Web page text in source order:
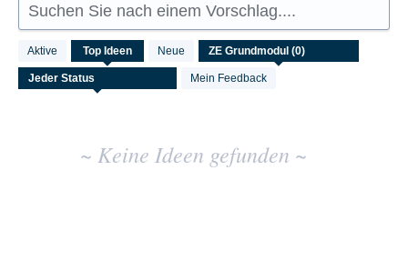
Suchen Sie nach einem Vorschlag....
Aktive Top Ideen Neue
Mein Feedback
Keine
vorhandenen
Ideenergebnisse
~ Keine Ideen gefunden ~